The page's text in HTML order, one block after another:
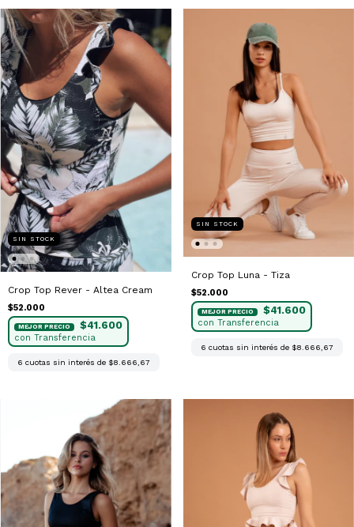
SIN STOCK
Crop Top Rever - Altea Cream
$52.000
$41.600
6 cuotas sin interés de $8.666,67
SIN STOCK
Crop Top Luna - Tiza
$52.000
$41.600
6 cuotas sin interés de $8.666,67